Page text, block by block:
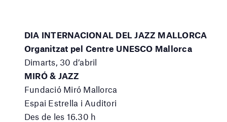
DIA INTERNACIONAL DEL JAZZ MALLORCA
Organitzat pel Centre UNESCO Mallorca
Dimarts, 30 d’abril
MIRÓ & JAZZ
Fundació Miró Mallorca
Espai Estrella i Auditori
Des de les 16.30 h